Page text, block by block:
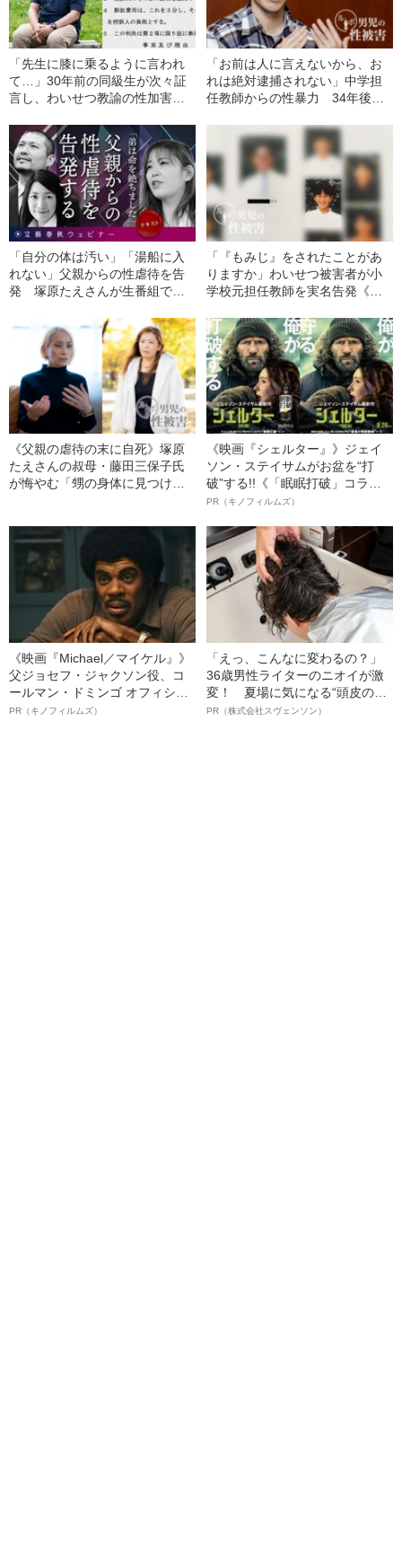
「先生に膝に乗るように言われ
て…」30年前の同級生が次々証
言し、わいせつ教諭の性加害は
最高裁で確定》
「お前は人に言えないから、お
れは絶対逮捕されない」中学担
任教師からの性暴力 34年後の
「自分の体は汚い」「湯船に入
れない」父親からの性虐待を告
発 塚原たえさんが生番組で明
「『もみじ』をされたことがあ
りますか」わいせつ被害者が小
学校元担任教師を実名告発《法
《父親の虐待の末に自死》塚原
たえさんの叔母・藤田三保子氏
が悔やむ「甥の身体に見つけた
《映画『シェルター』》ジェイ
ソン・ステイサムがお盆を“打
破”する!!《「眠眠打破」コラ
ボ》
PR（キノフィルムズ）
《映画『Michael／マイケル』》
父ジョセフ・ジャクソン役、コ
ールマン・ドミンゴ オフィシャ
ルインタビュー“観客を魅了した
PR（キノフィルムズ）
「えっ、こんなに変わるの？」
36歳男性ライターのニオイが激
変！ 夏場に気になる“頭皮のニ
オイ”や“ベタつき”を解消す
PR（株式会社スヴェンソン）